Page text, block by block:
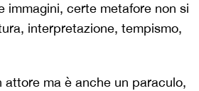
immagini, certe metafore non si
interpretazione, tempismo,
attore ma è anche un paraculo,